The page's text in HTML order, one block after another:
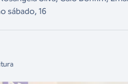
sábado, 16